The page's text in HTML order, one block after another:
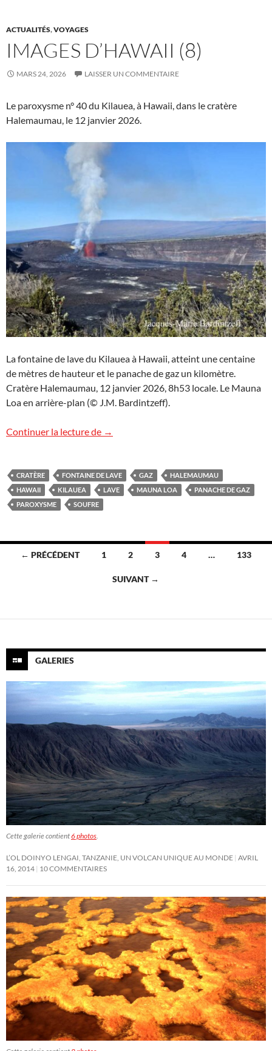
ACTUALITÉS,VOYAGES
IMAGES D’HAWAII (8)
MARS 24, 2026 LAISSER UN COMMENTAIRE
Le paroxysme n° 40 du Kilauea, à Hawaii, dans le cratère
Halemaumau, le 12 janvier 2026.
La fontaine de lave du Kilauea à Hawaii, atteint une centaine
de mètres de hauteur et le panache de gaz un kilomètre.
Cratère Halemaumau, 12 janvier 2026, 8h53 locale. Le Mauna
Loa en arrière-plan (© J.M. Bardintzeff).
Continuer la lecture de Images d’Hawaii (8)
→
CRATÈRE FONTAINE DE LAVE GAZ
HALEMAUMAU
HAWAII
KILAUEA LAVE MAUNA LOA
PANACHE DE GAZ
PAROXYSME
SOUFRE
Navigation
← PRÉCÉDENT 1 2 3 4 … 133
SUIVANT →
GALERIES
Cette galerie contient6 photos
L’OL DOINYO LENGAI, TANZANIE, UN VOLCAN UNIQUE AU MONDE AVRIL
16, 2014 10 COMMENTAIRES